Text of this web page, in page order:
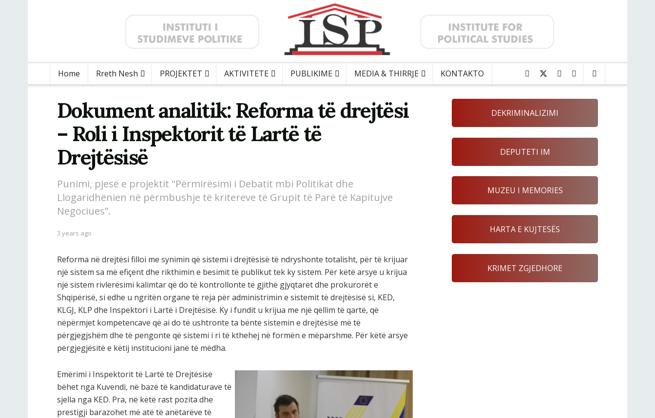
Home Rreth Nesh PROJEKTET AKTIVITETE PUBLIKIME MEDIA & THIRRJE KONTAKTO
Dokument analitik: Reforma të drejtësi
– Roli i Inspektorit të Lartë të
Drejtësisë
Punimi, pjesë e projektit "Përmirësimi i Debatit mbi Politikat dhe
Llogaridhënien në përmbushje të kritereve të Grupit të Parë të Kapitujve
Negociues”.
3 years ago
Reforma në drejtësi filloi me synimin që sistemi i drejtësisë të ndryshonte totalisht, për të krijuar
një sistem sa më efiçent dhe rikthimin e besimit të publikut tek ky sistem. Për këtë arsye u krijua
një sistem rivlerësimi kalimtar që do të kontrollonte të gjithë gjyqtarët dhe prokurorët e
Shqipërisë, si edhe u ngritën organe të reja për administrimin e sistemit të drejtësisë si, KED,
KLGJ, KLP dhe Inspektori i Lartë i Drejtësisë. Ky i fundit u krijua me një qëllim të qartë, që
nëpërmjet kompetencave që ai do të ushtronte ta bënte sistemin e drejtësisë më të
përgjegjshëm dhe të pengonte që sistemi i ri të kthehej në formën e mëparshme. Për këtë arsye
përgjegjësitë e këtij institucioni janë të mëdha.
Emërimi i Inspektorit të Lartë të Drejtësisë
bëhet nga Kuvendi, në bazë të kandidaturave të
sjella nga KED. Pra, në këtë rast pozita dhe
prestigji barazohet më atë të anëtarëve të
DEKRIMINALIZIMI
DEPUTETI IM
MUZEU I MEMORIES
HARTA E KUJTESËS
KRIMET ZGJEDHORE